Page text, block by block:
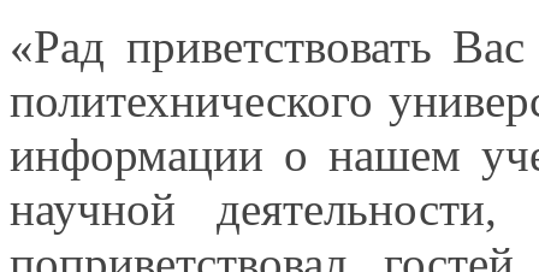
«Рад приветствовать
политехнического
информации о нашем
научной